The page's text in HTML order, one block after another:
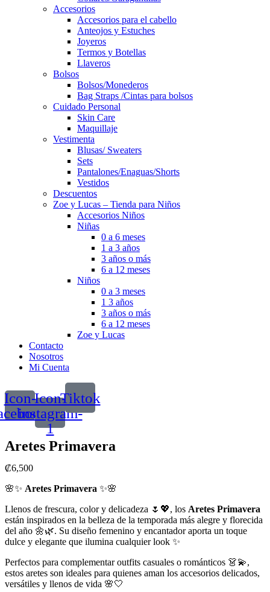
Accesorios
Accesorios para el cabello
Anteojos y Estuches
Joyeros
Termos y Botellas
Llaveros
Bolsos
Bolsos/Monederos
Bag Straps /Cintas para bolsos
Cuidado Personal
Skin Care
Maquillaje
Vestimenta
Blusas/ Sweaters
Sets
Pantalones/Enaguas/Shorts
Vestidos
Descuentos
Zoe y Lucas – Tienda para Niños
Accesorios Niños
Niñas
0 a 6 meses
1 a 3 años
3 años o más
6 a 12 meses
Niños
0 a 3 meses
1 3 años
3 años o más
6 a 12 meses
Zoe y Lucas
Contacto
Nosotros
Mi Cuenta
Icon-Icon-
instagram-
1
Tiktok
Aretes Primavera
₡6,500
🌸✨ Aretes Primavera ✨🌸
Llenos de frescura, color y delicadeza 🌷💖, los Aretes Primavera
están inspirados en la belleza de la temporada más alegre y florecida
del año 🌼🌿. Su diseño femenino y encantador aporta un toque
dulce y elegante que ilumina cualquier look ✨
Perfectos para complementar outfits casuales o románticos 👗💫,
estos aretes son ideales para quienes aman los accesorios delicados,
versátiles y llenos de vida 🌸🤍